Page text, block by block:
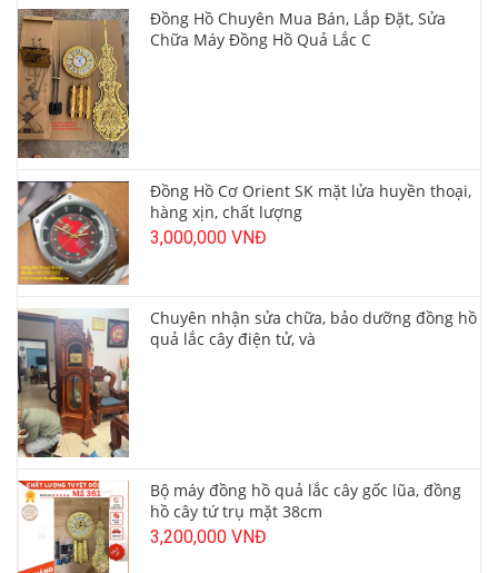
Đồng Hồ Chuyên Mua Bán, Lắp Đặt, Sửa
Chữa Máy Đồng Hồ Quả Lắc C
Đồng Hồ Cơ Orient SK mặt lửa huyền thoại,
hàng xịn, chất lượng
3,000,000 VNĐ
Chuyên nhận sửa chữa, bảo dưỡng đồng hồ
quả lắc cây điện tử, và
Bộ máy đồng hồ quả lắc cây gốc lũa, đồng
hồ cây tứ trụ mặt 38cm
3,200,000 VNĐ